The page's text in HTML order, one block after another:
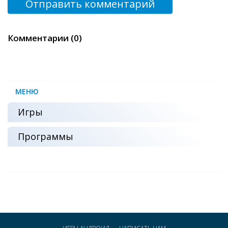
Отправить комментарий
Комментарии (0)
МЕНЮ
Игры
Программы